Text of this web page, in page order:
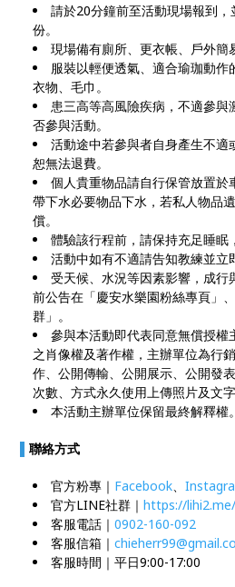
請於20分鐘前至活動現場報到
份。
現場備有廁所、更衣帳、戶外簡
服裝以輕便透氣、適合瑜珈動作
衣物、毛巾。
患三高等高風險疾病，不適參與
否參與活動。
活動途中若參與者自身產生不適
恕無法退費。
個人貴重物品請自行保管放置
帶下水必要物品下水，若私人物品
償。
體驗該行程前，請保持充足睡眠
活動中如有不適請告知教練並立
受天候、水況等因素影響，成
前公告在「慶安水樂園粉絲專頁」
群」。
參與本活動即代表同意無償授
之肖像權及著作權，主辦單位為行
作、公開傳輸、公開展示、公開發
次數、方式永久使用上傳照片及文字
本活動主辦單位保留最終解釋權。
▌聯絡方式
官方粉專｜ Facebook 、
官方LINE社群｜https://
客服電話｜0902-160-092
客服信箱｜
客服時間｜平日9:00-17:00